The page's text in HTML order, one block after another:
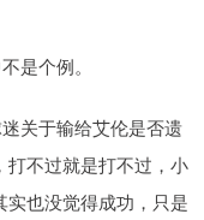
是个例。
关于输给艾伦是否遗
打不过就是打不过，小
实也没觉得成功，只是